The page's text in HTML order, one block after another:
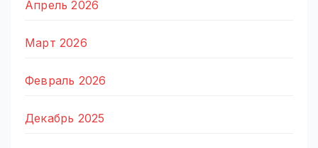
Апрель 2026
Март 2026
Февраль 2026
Декабрь 2025